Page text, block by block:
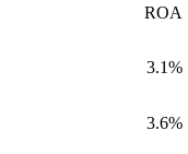
ROA
3.1%
3.6%